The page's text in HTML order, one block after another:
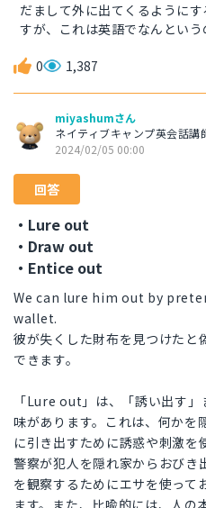
だまして外に出てくるように
すが、これは英語でなんという
0 1,387
miyashumさん
ネイティブキャンプ英会話講
2024/02/05 00:00
回答
・Lure out
・Draw out
・Entice out
We can lure him out by
wallet.
彼が失くした財布を見つけたと
できます。
「Lure out」は、「誘い出す
味があります。これは、何かを
に引き出すために誘惑や刺激を
警察が犯人を隠れ家からおびき
を観察するためにエサを使って